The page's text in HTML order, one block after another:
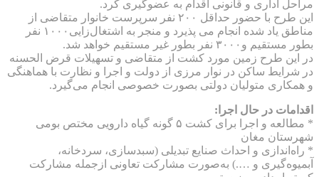
مراحل اداری و قانونی اقدام به عضوگیری کرد.
این طرح با حضور حداقل ۲۰۰ نفر سرپرست خانوار متقاضی از
مناطق یاد شده انجام می پذیرد و منجر به اشتغال‌زایی۱۰۰۰ نفر
بطور مستقیم و۳۰۰۰ نفر بطور غیر مستقیم خواهد شد.
در این طرح زمین مورد کشت از متقاضی و تسهیلات قرض الحسنه
در شرایط ساکن در نوار مرزی از دولت و اجرا و نظارت با هماهنگی
و همکاری متولیان دولتی بصورت خصوصی انجام می‌گیرد.
اقدامات در حال اجرا:
* مطالعه و اجرا برای کشت ۵ گونه گیاه دارویی مختص بومی
شهرستان مغان
* راه‌اندازی و احداث صنایع تبدیلی (سبدسازی، سردخانه،
آبمیوه‌گیری و ….) به‌صورت مشارکت تعاونی ازجمله مشارکت